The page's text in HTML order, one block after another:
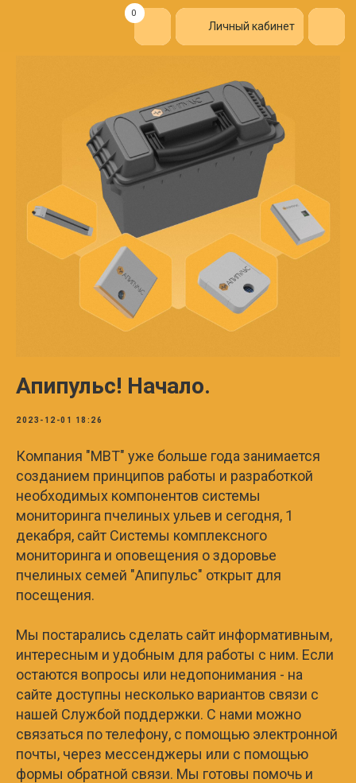
Личный кабинет
Апипульс! Начало.
2023-12-01 18:26
Компания "МВТ" уже больше года занимается
созданием принципов работы и разработкой
необходимых компонентов системы
мониторинга пчелиных ульев и сегодня, 1
декабря, сайт Системы комплексного
мониторинга и оповещения о здоровье
пчелиных семей "Апипульс" открыт для
посещения.
Мы постарались сделать сайт информативным,
интересным и удобным для работы с ним. Если
остаются вопросы или недопонимания - на
сайте доступны несколько вариантов связи с
нашей Службой поддержки. С нами можно
связаться по телефону, с помощью электронной
почты, через мессенджеры или с помощью
формы обратной связи. Мы готовы помочь и